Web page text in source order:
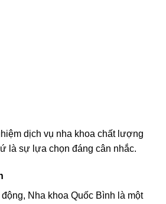
dịch vụ nha khoa chất lượng
là sự lựa chọn đáng cân nhắc.
Nha khoa Quốc Bình là một